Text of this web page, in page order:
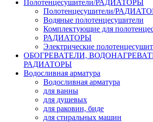
Полотенцесушители/РАДИАТОРЫ
Полотенцесушители/
Водяные полотенцесушители
Комплектующие для
РАДИАТОРЫ
Электрические
ОБОГРЕВАТЕЛИ,
РАДИАТОРЫ
Водосливная арматура
Водосливная арматура
для ванны
для душевых
для раковин, биде
для стиральных машин